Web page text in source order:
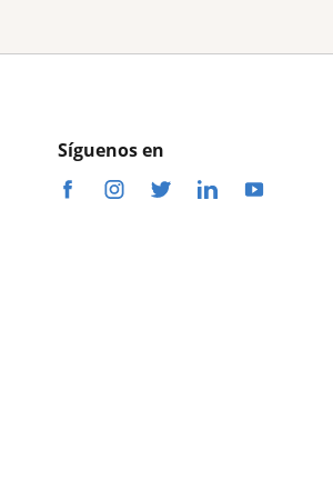
Síguenos en